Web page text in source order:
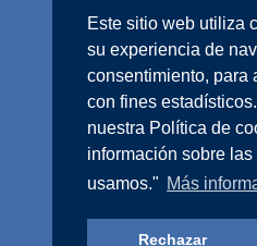
Este sitio web utiliza
su experiencia de
consentimiento, para
con fines
nuestra Política de
información sobre
usamos." Más
Rechazar